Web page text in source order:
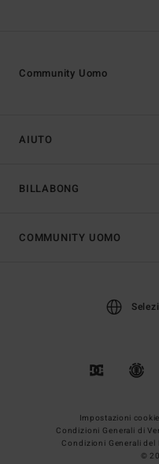
AIUTO
BILLABONG
Community Uomo
COMMUNITY UOMO
Impostazioni
Condizioni Generali di
Condizioni Generali del
©